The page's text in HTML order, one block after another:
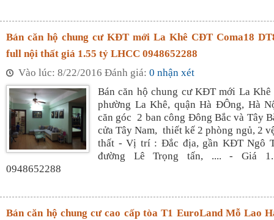
Bán căn hộ chung cư KĐT mới La Khê CĐT Coma18
full nội thất giá 1.55 tỷ LHCC 0948652288
Vào lúc: 8/22/2016 Đánh giá: 0 nhận xét
Bán căn hộ chung cư KĐT mới La Khê
phường La Khê, quận Hà ĐÔng, Hà
căn góc 2 ban công Đông Bắc và Tây
cửa Tây Nam, thiết kế 2 phòng ngủ, 2
thất - Vị trí : Đắc địa, gần KĐT Ngô
đường Lê Trọng tấn, .... - Giá
0948652288
Bán căn hộ chung cư cao cấp tòa T1 EuroLand Mỗ Lao